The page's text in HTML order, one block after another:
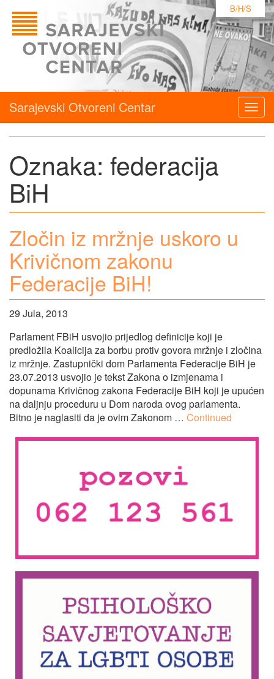
B/H/S
Sarajevski Otvoreni Centar
Oznaka: federacija
BiH
Zločin iz mržnje uskoro u
Krivičnom zakonu
Federacije BiH!
29 Jula, 2013
Parlament FBiH usvojio prijedlog definicije koji je
predložila Koalicija za borbu protiv govora mržnje i zločina
iz mržnje. Zastupnički dom Parlamenta Federacije BiH je
23.07.2013 usvojio je tekst Zakona o izmjenama i
dopunama Krivičnog zakona Federacije BiH koji je upućen
na daljnju proceduru u Dom naroda ovog parlamenta.
Bitno je naglasiti da je ovim Zakonom … Continued